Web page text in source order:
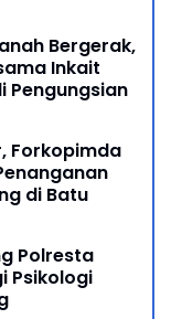
Bergerak,
Inkait
Pengungsian
Forkopimda
di Batu
Polresta
Psikologi